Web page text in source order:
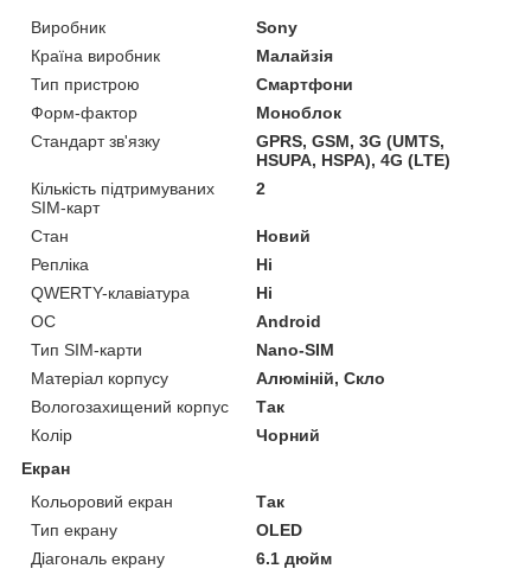
Виробник
Sony
Країна виробник
Малайзія
Тип пристрою
Смартфони
Форм-фактор
Моноблок
Стандарт зв'язку
GPRS, GSM, 3G (UMTS,
HSUPA, HSPA), 4G (LTE)
Кількість підтримуваних
SIM-карт
2
Стан
Новий
Репліка
Ні
QWERTY-клавіатура
Ні
ОС
Android
Тип SIM-карти
Nano-SIM
Матеріал корпусу
Алюміній, Скло
Вологозахищений корпус
Так
Колір
Чорний
Екран
Кольоровий екран
Так
Тип екрану
OLED
Діагональ екрану
6.1 дюйм